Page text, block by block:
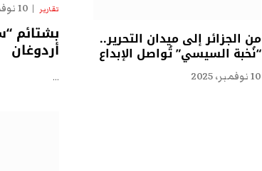
من الجزائر إلى ميدان التحرير..
“نُخبة السيسي” تُواصل الإبداع
10 نوفمبر، 2025
تقارير 10 نوفمبر، 2025
بشتائم
أردوغان
…